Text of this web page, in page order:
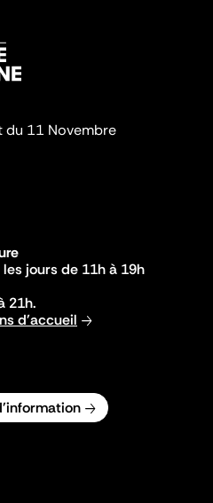
du 11 Novembre
jours de 11h à 19h
21h.
d'accueil